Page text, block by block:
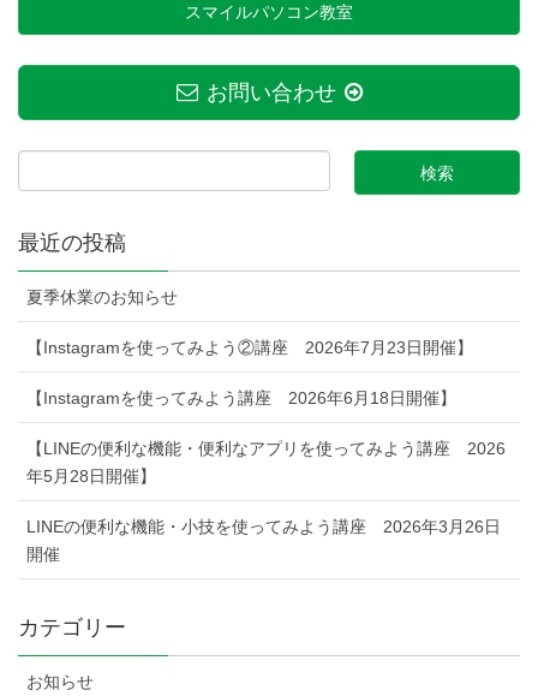
スマイルパソコン教室
お問い合わせ
最近の投稿
夏季休業のお知らせ
【Instagramを使ってみよう②講座 2026年7月23日開催】
【Instagramを使ってみよう講座 2026年6月18日開催】
【LINEの便利な機能・便利なアプリを使ってみよう講座 2026
年5月28日開催】
LINEの便利な機能・小技を使ってみよう講座 2026年3月26日
開催
カテゴリー
お知らせ